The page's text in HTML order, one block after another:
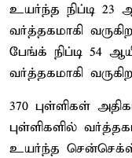
உயர்ந்த நிப்டி 23
வர்த்தகமாகி
பேங்க் நிப்டி 54
வர்த்தகமாகி
370 புள்ளிகள்
புள்ளிகளில்
உயர்ந்த சென்செக்ஸ்